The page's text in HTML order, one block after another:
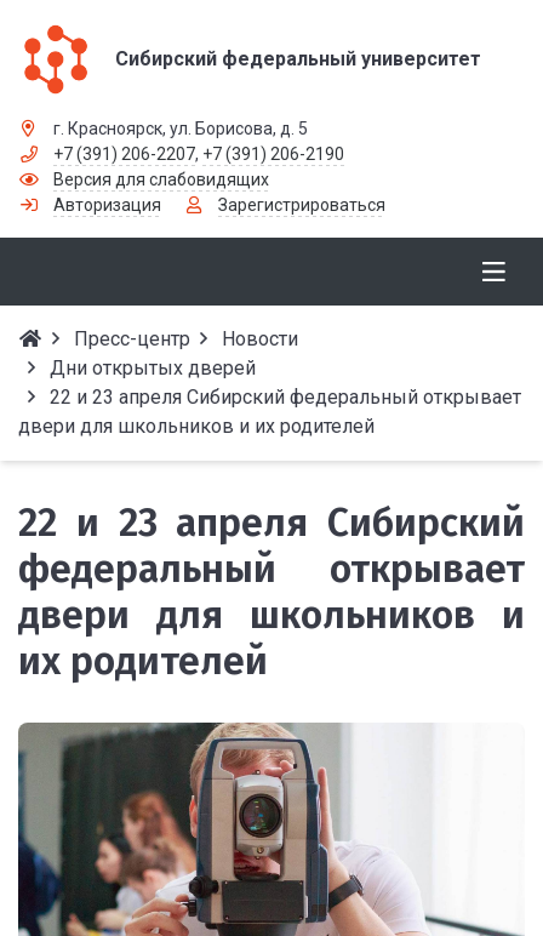
Сибирский федеральный университет
г. Красноярск, ул. Борисова, д. 5
+7 (391) 206-2207, +7 (391) 206-2190
Версия для слабовидящих
Авторизация
Зарегистрироваться
Пресс-центр
Новости
Дни открытых дверей
22 и 23 апреля Сибирский федеральный открывает
двери для школьников и их родителей
22 и 23 апреля Сибирский
федеральный открывает
двери для школьников и
их родителей